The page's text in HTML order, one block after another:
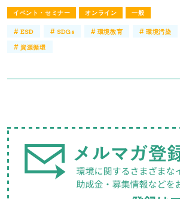
イベント・セミナー オンライン 一般
#ESD # SDGs # 環境教育 # 環境汚染
#資源循環